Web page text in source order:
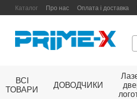
Перейти до основного контенту
Каталог Про нас Оплата і доставка
ВСІ
ТОВАРИ
ДОВОДЧИКИ